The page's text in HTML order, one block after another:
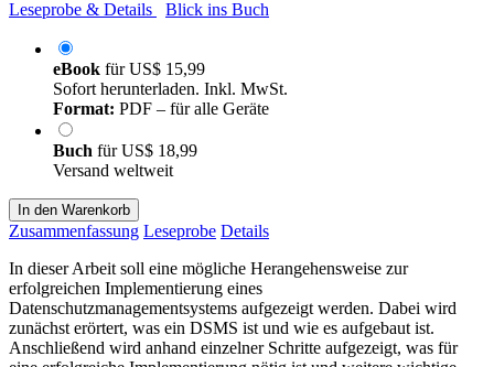
Leseprobe & Details
Blick ins Buch
eBook fürUS$ 15,99
Sofort herunterladen. Inkl. MwSt.
Format: PDF – für alle Geräte
Buch fürUS$ 18,99
Versand weltweit
In den Warenkorb
Zusammenfassung Leseprobe Details
In dieser Arbeit soll eine mögliche Herangehensweise zur
erfolgreichen Implementierung eines
Datenschutzmanagementsystems aufgezeigt werden. Dabei wird
zunächst erörtert, was ein DSMS ist und wie es aufgebaut ist.
Anschließend wird anhand einzelner Schritte aufgezeigt, was für